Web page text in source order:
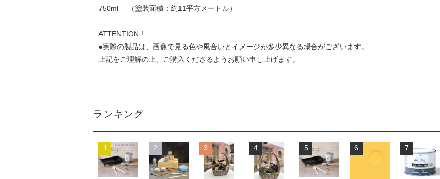
750ml （塗装面積：約11平方メートル）
ATTENTION !
●実際の製品は、画像で見る色や風合いとイメージが多少異なる場合がございます。
上記をご理解の上、ご購入くださるようお願い申し上げます。
ランキング
1 2 3 4 5 6 7